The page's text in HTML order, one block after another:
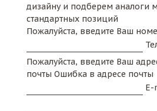
дизайну и подберем аналоги
стандартных позиций
Пожалуйста, введите Ваш
Пожалуйста, введите Ваш
почты Ошибка в адресе почты
E-